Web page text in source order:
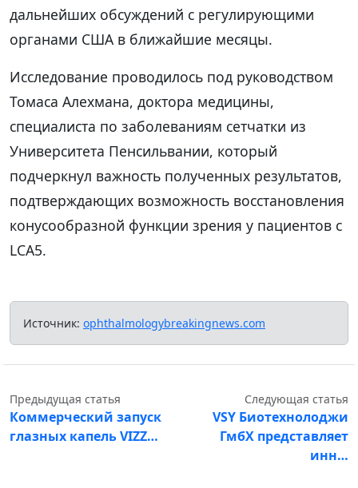
дальнейших обсуждений с регулирующими
органами США в ближайшие месяцы.
Исследование проводилось под руководством
Томаса Алехмана, доктора медицины,
специалиста по заболеваниям сетчатки из
Университета Пенсильвании, который
подчеркнул важность полученных результатов,
подтверждающих возможность восстановления
конусообразной функции зрения у пациентов с
LCA5.
Источник: ophthalmologybreakingnews.com
Предыдущая статья
Коммерческий запуск
глазных капель VIZZ…
Следующая статья
VSY Биотехнолоджи
ГмбХ представляет
инн…